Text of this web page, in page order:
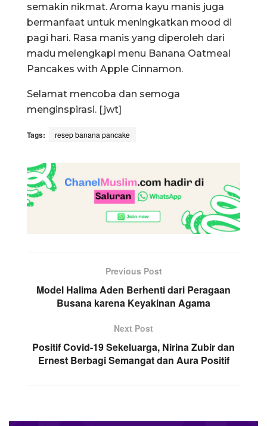
semakin nikmat. Aroma kayu manis juga
bermanfaat untuk meningkatkan mood di
pagi hari. Rasa manis yang diperoleh dari
madu melengkapi menu Banana Oatmeal
Pancakes with Apple Cinnamon.
Selamat mencoba dan semoga
menginspirasi. [jwt]
Tags: resep banana pancake
Previous Post
Model Halima Aden Berhenti dari Peragaan
Busana karena Keyakinan Agama
Next Post
Positif Covid-19 Sekeluarga, Nirina Zubir dan
Ernest Berbagi Semangat dan Aura Positif